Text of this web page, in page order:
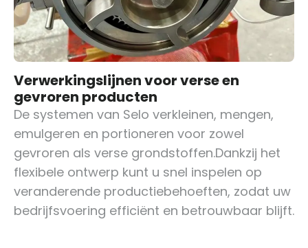
Verwerkingslijnen voor verse en
gevroren producten
De systemen van Selo verkleinen, mengen,
emulgeren en portioneren voor zowel
gevroren als verse grondstoffen.Dankzij het
flexibele ontwerp kunt u snel inspelen op
veranderende productiebehoeften, zodat uw
bedrijfsvoering efficiënt en betrouwbaar blijft.